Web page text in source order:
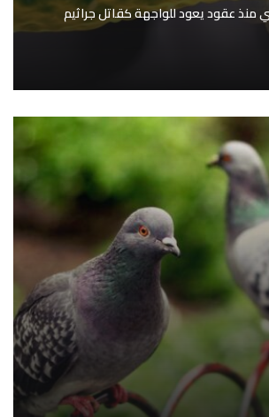
عقود يعود للواجهة كقاتل جراثيم